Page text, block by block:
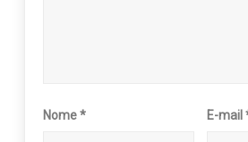
Nome* E-mail